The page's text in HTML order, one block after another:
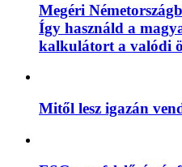
Megéri
Így használd a
kalkulátort a valódi
Mitől lesz igazán